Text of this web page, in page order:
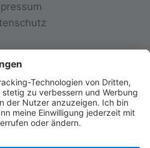
• Ruppertswies 14 •